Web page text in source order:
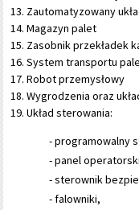
Zautomatyzowany
Magazyn palet
Zasobnik przekładek
System transportu
Robot przemysłowy
Wygrodzenia oraz
Układ sterowania:
- programowalny
- panel
- sterownik
- falowniki,